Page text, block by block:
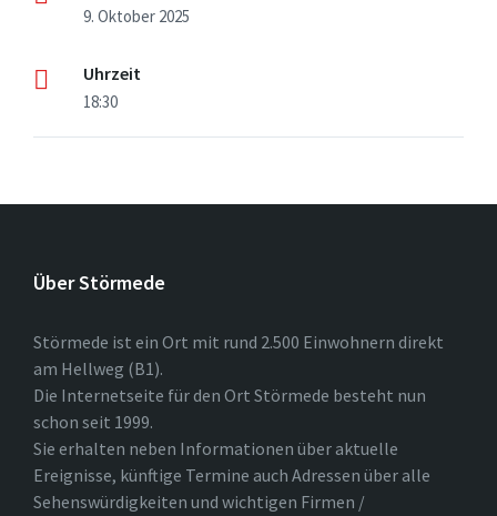
9. Oktober 2025
Uhrzeit
18:30
Über Störmede
Störmede ist ein Ort mit rund 2.500 Einwohnern direkt
am Hellweg (B1).
Die Internetseite für den Ort Störmede besteht nun
schon seit 1999.
Sie erhalten neben Informationen über aktuelle
Ereignisse, künftige Termine auch Adressen über alle
Sehenswürdigkeiten und wichtigen Firmen /